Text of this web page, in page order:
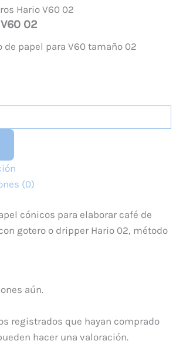
Hario V60 02
02
de papel para V60 tamaño 02
(0)
cónicos para elaborar café de
gotero o dripper Hario 02, método
aún.
registrados que hayan comprado
hacer una valoración.